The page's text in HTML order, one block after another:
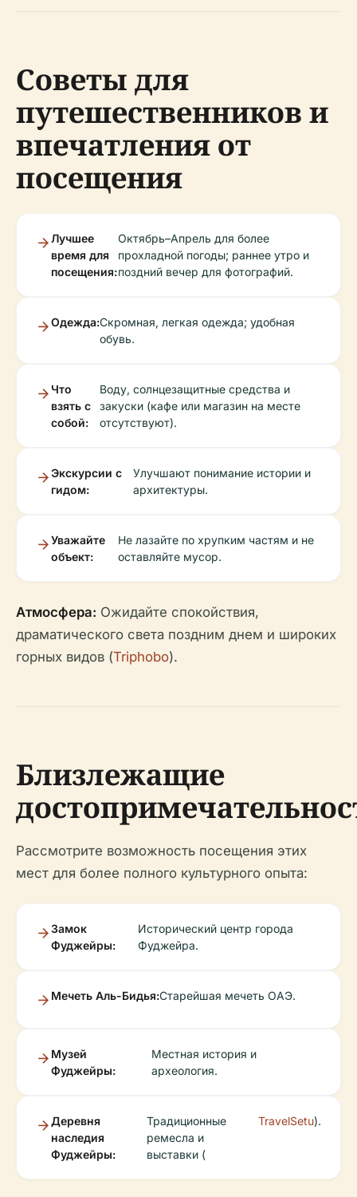
Советы для
путешественников и
впечатления от
посещения
Лучшее
время для
посещения:
Октябрь–Апрель для более
прохладной погоды; раннее утро и
поздний вечер для фотографий.
Одежда:Скромная, легкая одежда; удобная
обувь.
Что
взять с
собой:
Воду, солнцезащитные средства и
закуски (кафе или магазин на месте
отсутствуют).
Экскурсии с
гидом:
Улучшают понимание истории и
архитектуры.
Уважайте
объект:
Не лазайте по хрупким частям и не
оставляйте мусор.
Атмосфера: Ожидайте спокойствия,
драматического света поздним днем и широких
горных видов (Triphobo).
Близлежащие
Рассмотрите возможность посещения этих
мест для более полного культурного опыта:
Замок
Фуджейры:
Исторический центр города
Фуджейра.
Мечеть Аль-Бидья:Старейшая мечеть ОАЭ.
Музей
Фуджейры:
Местная история и
археология.
Деревня
наследия
Фуджейры:
Традиционные
ремесла и
выставки (
TravelSetu).